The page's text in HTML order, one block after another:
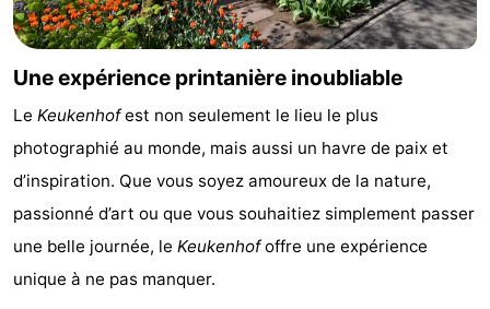
Haye
Rotterdam
-
Rockanje
Météo
Une expérience printanière inoubliable
Le Keukenhofest non seulement le lieu le plus
photographié au monde, mais aussi un havre de paix et
d’inspiration. Que vous soyez amoureux de la nature,
passionné d’art ou que vous souhaitiez simplement passer
une belle journée, le Keukenhofoffre une expérience
unique à ne pas manquer.